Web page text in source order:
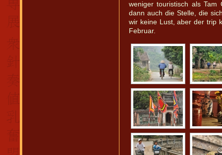
weniger touristisch als
dann auch die Stelle, die
wir keine Lust, aber der trip
Februar.